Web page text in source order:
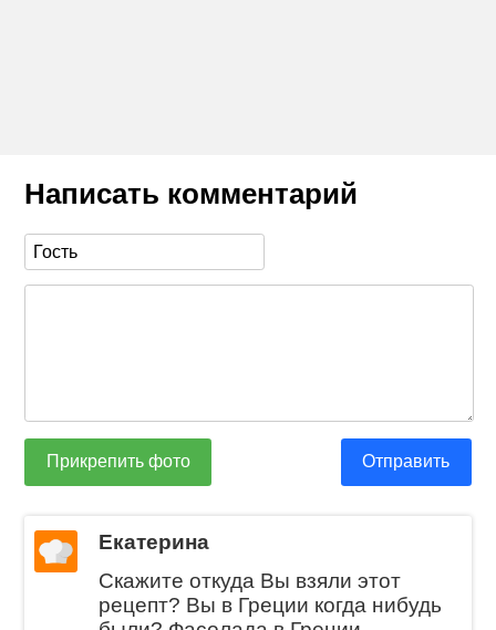
Написать комментарий
Прикрепить фото Отправить
Екатерина
Скажите откуда Вы взяли этот
рецепт? Вы в Греции когда нибудь